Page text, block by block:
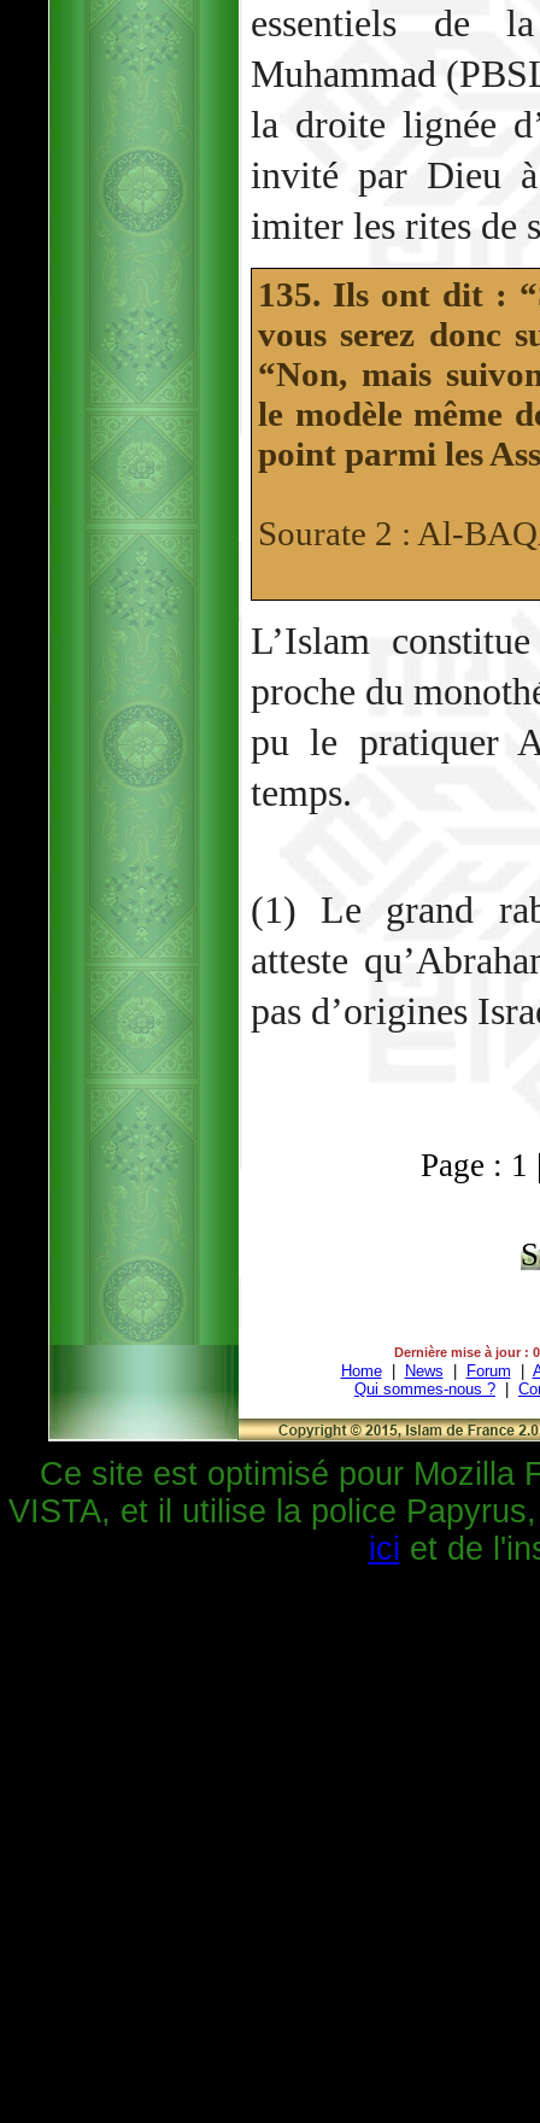
essentiels de
Muhammad
la droite lignée
invité par Dieu
imiter les rites de
135. Ils ont dit :
vous serez donc
“Non, mais
le modèle même
point parmi les
Sourate 2 : Al-
L’Islam
proche du
pu le pratiquer
temps.
(1) Le grand
atteste
pas d’origines
Page : 1
Dernière mise à jour :
Home| News | Forum |
Qui sommes-nous ? |
Ce site est optimisé pour Mozilla
VISTA, et il utilise la police
ici et de